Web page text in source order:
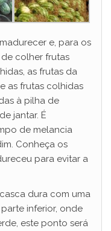
e, para os
colher frutas
as frutas da
as frutas colhidas
à pilha de
jantar. É
de melancia
Conheça os
para evitar a
dura com uma
inferior, onde
este ponto será